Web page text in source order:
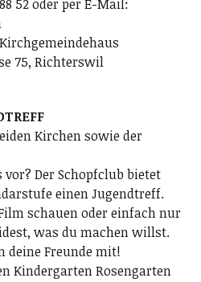
52 oder per E-Mail:
75, Richterswil
Kirchen sowie der
Der Schopfclub bietet
einen Jugendtreff.
schauen oder einfach nur
was du machen willst.
deine Freunde mit!
Kindergarten Rosengarten